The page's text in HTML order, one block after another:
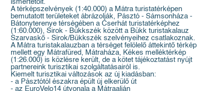
ismertetőit.
A térképszelvények (1:40.000) a Mátra turistatérképen
bemutatott területeket ábrázolják, Pásztó - Sámsonháza -
Bátonyterenye térségében a Cserhát turistatérképhez
(1:60.000), Sirok - Bükkszék között a Bükk turistakalauz
Szarvaskő - Sirok/Bükkszék szelvényeihez csatlakoznak.
A Mátra turistakalauzban a térséget felölelő áttekintő térkép
mellett egy Mátrafüred, Mátraháza, Kékes melléktérkép
(1:26.000) is közlésre került, de a kötet tájékoztatást nyújt
partnereink turisztikai szolgáltatásairól is.
Kiemelt turisztikai változások az új kiadásban:
- a Pásztótól északra épült új elkerülő út
- az EuroVelo14 útvonala a Mátraalján